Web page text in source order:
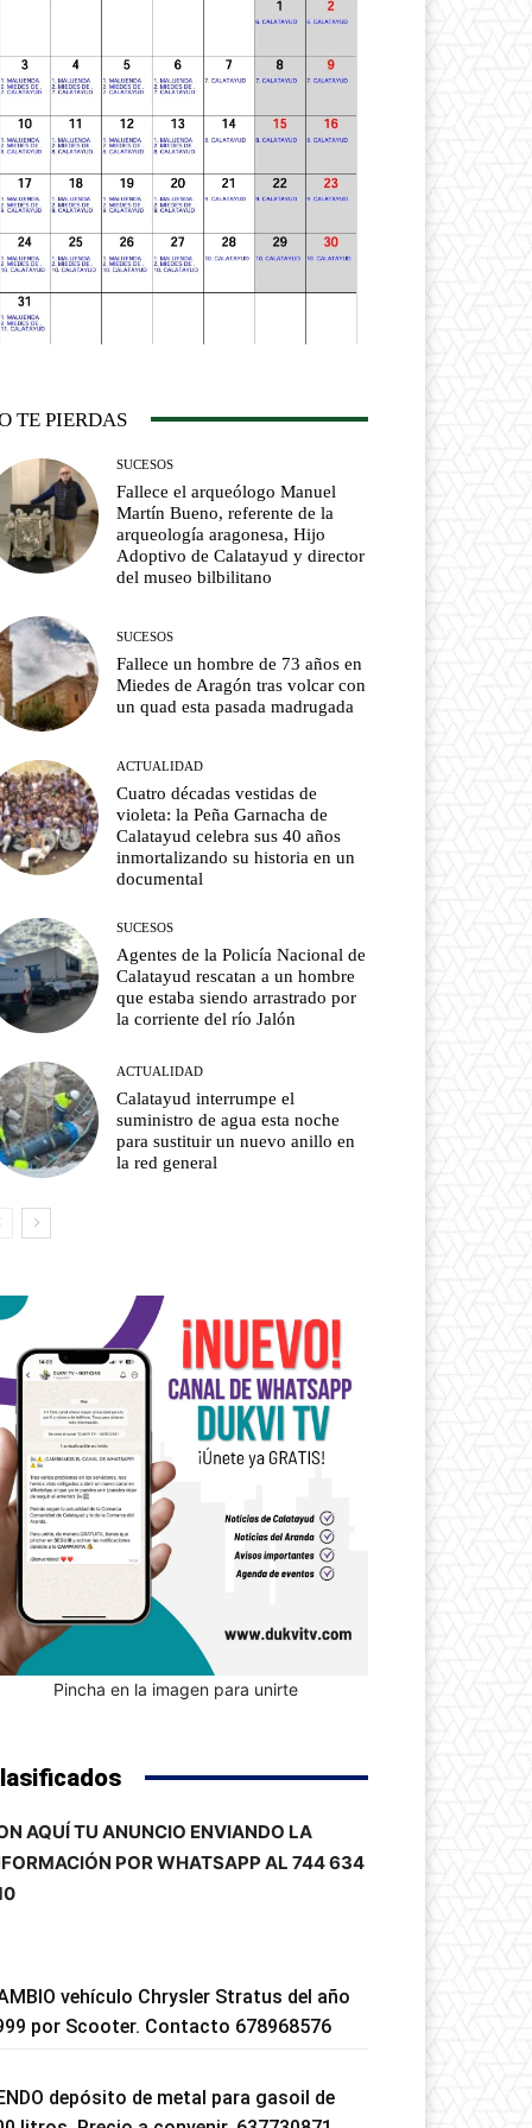
TE PIERDAS
SUCESOS
Fallece el arqueólogo Manuel
Martín Bueno, referente de la
arqueología aragonesa, Hijo
Adoptivo de Calatayud y director
del museo bilbilitano
SUCESOS
Fallece un hombre de 73 años en
Miedes de Aragón tras volcar con
un quad esta pasada madrugada
ACTUALIDAD
Cuatro décadas vestidas de
violeta: la Peña Garnacha de
Calatayud celebra sus 40 años
inmortalizando su historia en un
documental
SUCESOS
Agentes de la Policía Nacional de
Calatayud rescatan a un hombre
que estaba siendo arrastrado por
la corriente del río Jalón
ACTUALIDAD
Calatayud interrumpe el
suministro de agua esta noche
para sustituir un nuevo anillo en
la red general
Pincha en la imagen para unirte
AQUÍ TU ANUNCIO ENVIANDO LA
POR WHATSAPP AL 744 634
vehículo Chrysler Stratus del año
por Scooter. Contacto 678968576
depósito de metal para gasoil de